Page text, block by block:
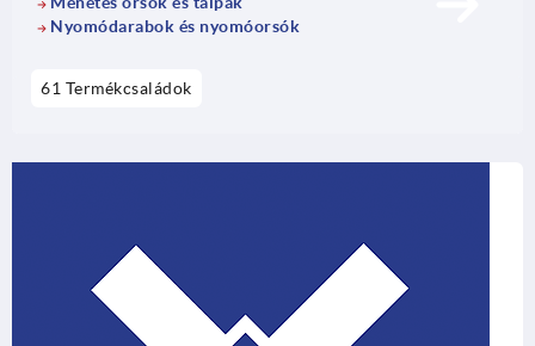
Nyomódarabok és nyomóorsók
61 Termékcsaládok